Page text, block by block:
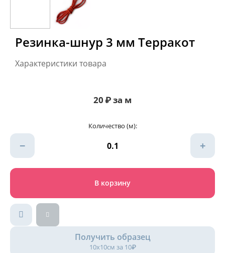
Резинка-шнур 3 мм Терракот
Характеристики товара
20₽за м
Количество (м):
− +
В корзину
Получить образец
10х10см за 10₽